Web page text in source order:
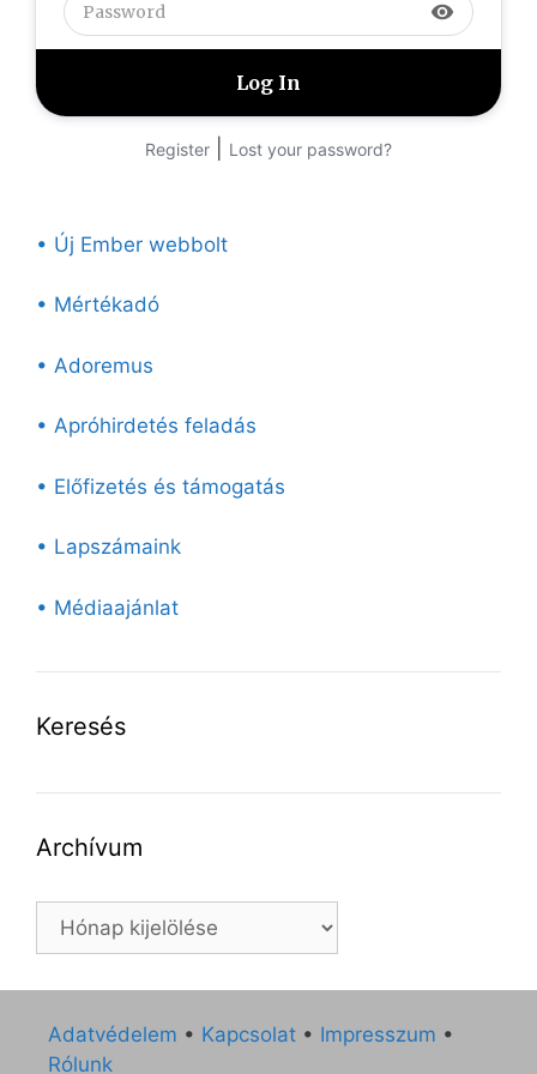
visibility
Register Lost your password?
• Új Ember webbolt
• Mértékadó
• Adoremus
• Apróhirdetés feladás
• Előfizetés és támogatás
• Lapszámaink
• Médiaajánlat
Keresés
Archívum
Archívum
Adatvédelem • Kapcsolat • Impresszum •
Rólunk